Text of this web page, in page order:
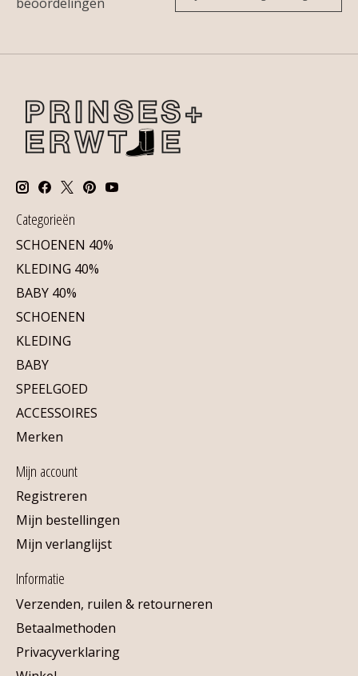
Categorieën
SCHOENEN 40%
KLEDING 40%
BABY 40%
SCHOENEN
KLEDING
BABY
SPEELGOED
ACCESSOIRES
Merken
Mijn account
Registreren
Mijn bestellingen
Mijn verlanglijst
Informatie
Verzenden, ruilen & retourneren
Betaalmethoden
Privacyverklaring